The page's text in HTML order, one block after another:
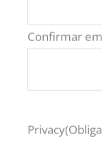
VER
Confirmar
Privacy